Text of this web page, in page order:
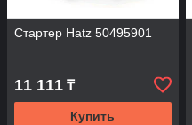
Стартер Hatz 50495901
11 111 ₸
Купить